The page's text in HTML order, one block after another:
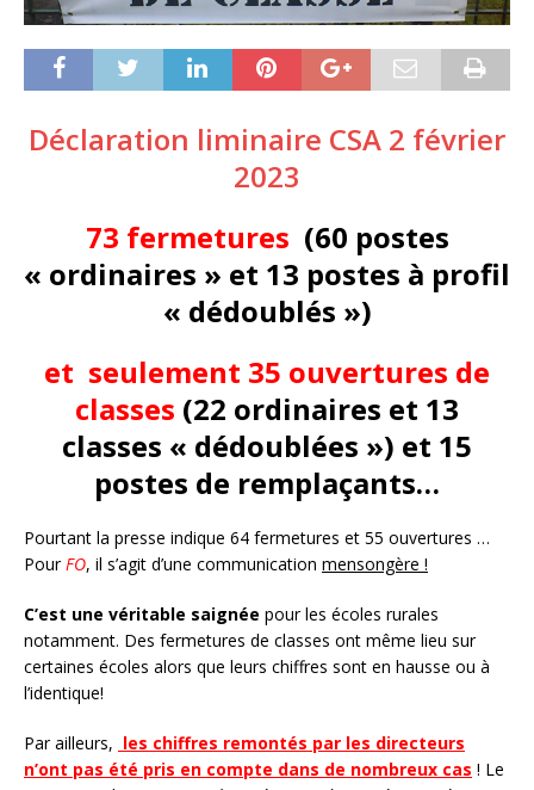
Déclaration liminaire CSA 2 février
2023
73 fermetures (60 postes
« ordinaires » et 13 postes à profil
« dédoublés »)
et seulement 35 ouvertures de
classes (22 ordinaires et 13
classes « dédoublées ») et 15
postes de remplaçants…
Pourtant la presse indique 64 fermetures et 55 ouvertures …
PourFO, il s’agit d’une communication mensongère !
C’est une véritable saignée pour les écoles rurales
notamment. Des fermetures de classes ont même lieu sur
certaines écoles alors que leurs chiffres sont en hausse ou à
l’identique!
Par ailleurs, les chiffres remontés par les directeurs
n’ont pas été pris en compte dans de nombreux cas ! Le